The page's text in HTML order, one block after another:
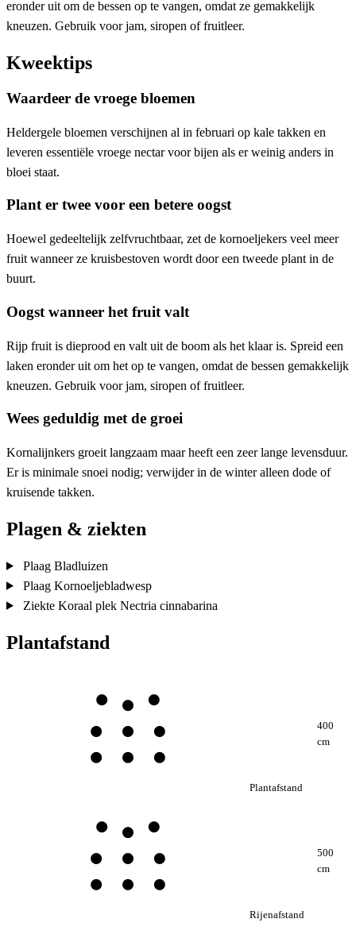
eronder uit om de bessen op te vangen, omdat ze gemakkelijk
kneuzen. Gebruik voor jam, siropen of fruitleer.
Kweektips
Waardeer de vroege bloemen
Heldergele bloemen verschijnen al in februari op kale takken en
leveren essentiële vroege nectar voor bijen als er weinig anders in
bloei staat.
Plant er twee voor een betere oogst
Hoewel gedeeltelijk zelfvruchtbaar, zet de kornoeljekers veel meer
fruit wanneer ze kruisbestoven wordt door een tweede plant in de
buurt.
Oogst wanneer het fruit valt
Rijp fruit is dieprood en valt uit de boom als het klaar is. Spreid een
laken eronder uit om het op te vangen, omdat de bessen gemakkelijk
kneuzen. Gebruik voor jam, siropen of fruitleer.
Wees geduldig met de groei
Kornalijnkers groeit langzaam maar heeft een zeer lange levensduur.
Er is minimale snoei nodig; verwijder in de winter alleen dode of
kruisende takken.
Plagen & ziekten
Plaag Bladluizen
Plaag Kornoeljebladwesp
Ziekte Koraal plek Nectria cinnabarina
Plantafstand
Plantafstand
400
cm
Rijenafstand
500
cm